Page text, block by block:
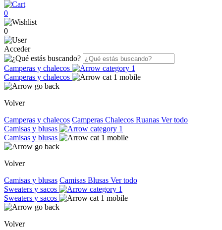
0
0
Acceder
Camperas y chalecos
Camperas y chalecos
Volver
Camperas y chalecos Camperas Chalecos Ruanas Ver todo
Camisas y blusas
Camisas y blusas
Volver
Camisas y blusas Camisas Blusas Ver todo
Sweaters y sacos
Sweaters y sacos
Volver